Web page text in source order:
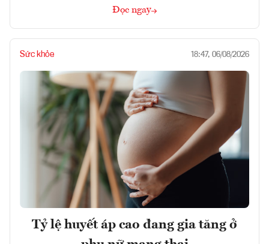
Đọc ngay
Sức khỏe 18:47, 06/08/2026
Tỷ lệ huyết áp cao đang gia tăng ở